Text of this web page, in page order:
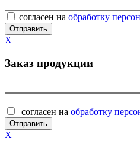
согласен на обработку
X
Заказ продукции
согласен на обработку
X